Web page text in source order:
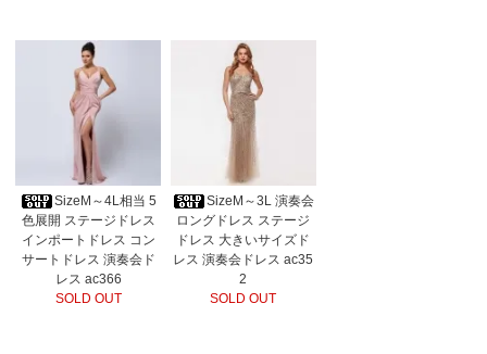
SizeM～4L相当 5
色展開 ステージドレス
インポートドレス コン
サートドレス 演奏会ド
レス ac366
SOLD OUT
SizeM～3L 演奏会
ロングドレス ステージ
ドレス 大きいサイズド
レス 演奏会ドレス ac35
2
SOLD OUT